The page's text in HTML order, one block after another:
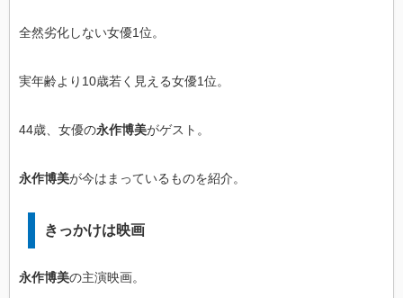
全然劣化しない女優1位。
実年齢より10歳若く見える女優1位。
44歳、女優の永作博美がゲスト。
永作博美が今はまっているものを紹介。
きっかけは映画
永作博美の主演映画。